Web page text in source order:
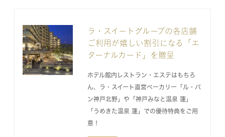
ラ・スイートグループの各店舗
ご利用が嬉しい割引になる「エ
ターナルカード」を贈呈
ホテル館内レストラン・エステはもちろ
ん、ラ・スイート直営ベーカリー「ル・パ
ン神戸北野」や「神戸みなと温泉 蓮」
「うめきた温泉 蓮」での優待特典をご用
意！